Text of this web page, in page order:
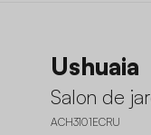
Ushuaia
Salon de
ACH3101ECRU